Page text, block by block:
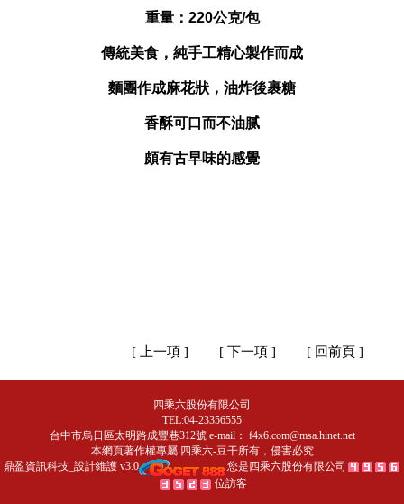
重量：220公克/包
傳統美食，純手工精心製作而成
麵團作成麻花狀，油炸後裹糖
香酥可口而不油腻
頗有古早味的感覺
[ 上一項 ] [ 下一項 ] [ 回前頁 ]
四乘六股份有限公司
TEL:04-23356555
台中市烏日區太明路成豐巷312號 e-mail： f4x6.com@msa.hinet.net
本網頁著作權專屬四乘六-豆干所有，侵害必究
鼎盈資訊科技_設計維護 v3.0
您是四乘六股份有限公司
位訪客